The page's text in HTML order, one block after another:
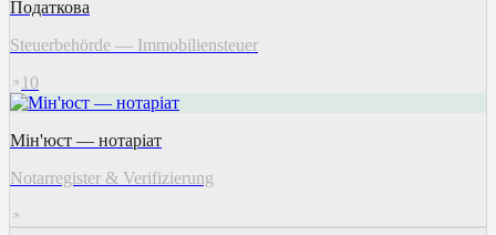
Податкова
Steuerbehörde — Immobiliensteuer
10
Мін'юст — нотаріат
Notarregister & Verifizierung